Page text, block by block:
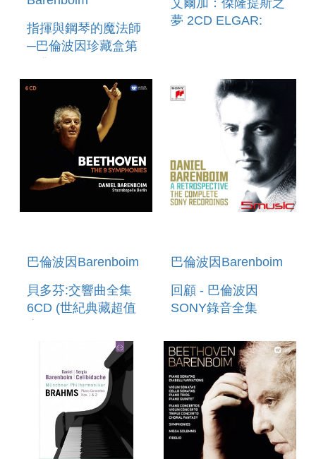
指揮與鋼琴的魔法師
─巴倫波因珍藏盒第
DANIEL
艾爾加：傑隆提斯之
夢 2CD ELGAR:
巴倫波因Barenboim
貝多芬:交響曲全集
6CD (世紀典藏超值
SYMPHONIES 6CD
巴倫波因Barenboim
回顧 - 巴倫波因
SONY錄音全集
RETROSPECTIVE -
THE COMPLETE
SONY
RECORDINGS
(43CD+3DVD)